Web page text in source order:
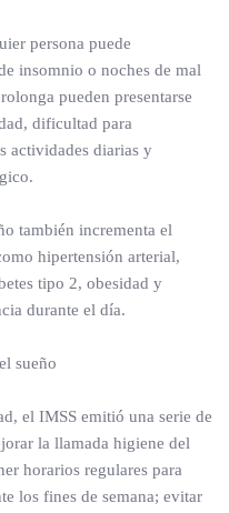
persona puede
insomnio o noches de mal
pueden presentarse
dificultad para
actividades diarias y
también incrementa el
hipertensión arterial,
tipo 2, obesidad y
durante el día.
sueño
el IMSS emitió una serie de
la llamada higiene del
horarios regulares para
los fines de semana; evitar